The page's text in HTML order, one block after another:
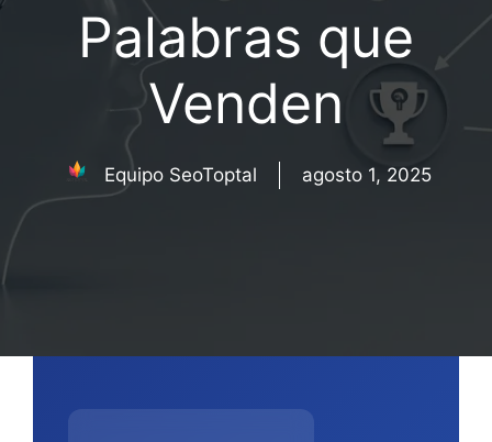
Palabras que
Venden
Equipo SeoToptal agosto 1, 2025